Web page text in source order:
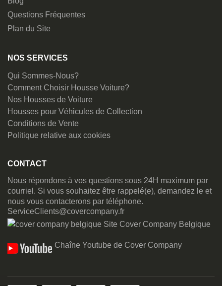
Questions Fréquentes
Plan du Site
NOS SERVICES
Qui Sommes-Nous?
Comment Choisir Housse Voiture?
Nos Housses de Voiture
Housses pour Véhicules de Collection
Conditions de Vente
Politique relative aux cookies
CONTACT
Nous répondons à vos questions sous 24H maximum par
courriel. Si vous souhaitez être rappelé(e), demandez le et
nous vous contacterons par téléphone.
ServiceClients@covercompany.fr
Site Cover Company Belgique
Chaîne Youtube de Cover Company